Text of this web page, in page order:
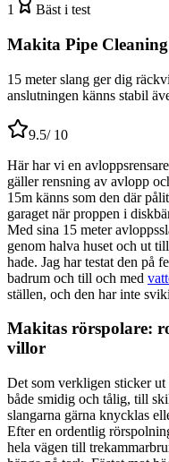
1 Bäst i test
Makita Pipe Cleaning
15 meter slang ger dig
anslutningen känns stabil
9.5/ 10
Här har vi en
gäller rensning av avlopp
15m känns som den där
garaget när proppen i
Med sina 15 meter
genom halva huset och ut
hade. Jag har testat den på
badrum och till och med
ställen, och den har inte
Makitas rörspolare:
villor
Det som verkligen sticker
både smidig och tålig, till
slangarna gärna knycklas
Efter en ordentlig
hela vägen till